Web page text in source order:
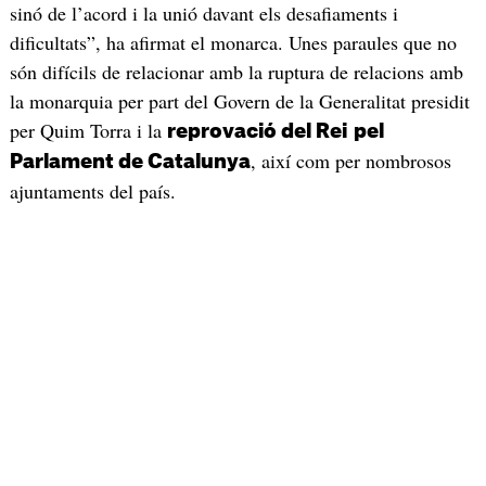
sinó de l’acord i la unió davant els desafiaments i
dificultats”, ha afirmat el monarca. Unes paraules que no
són difícils de relacionar amb la ruptura de relacions amb
la monarquia per part del Govern de la Generalitat presidit
per Quim Torra i la reprovació del Rei pel
Parlament de Catalunya, així com per nombrosos
ajuntaments del país.